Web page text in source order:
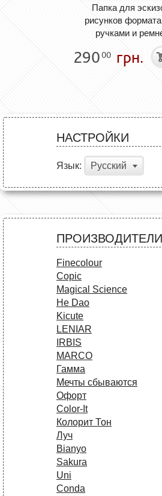
Папка для
рисунков
ручками и
29000 грн.
НАСТРОЙКИ
Язык: Русский
ПРОИЗВОДИТЕЛИ
Finecolour
Copic
Magical Science
He Dao
Kicute
LENIAR
IRBIS
MARCO
Гамма
Мечты сбываются
Офорт
Сolor-It
Колорит Тон
Луч
Bianyo
Sakura
Uni
Conda